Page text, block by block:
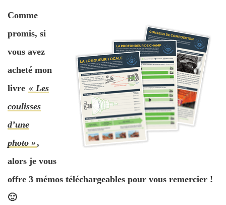
Comme
promis, si
vous avez
acheté mon
livre « Les
coulisses
d’une
photo »,
alors je vous
offre 3 mémos téléchargeables pour vous remercier !
🙂